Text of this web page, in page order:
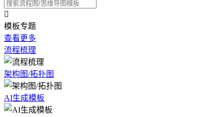

模板专题
查看更多
流程梳理
架构图/拓扑图
AI生成模板